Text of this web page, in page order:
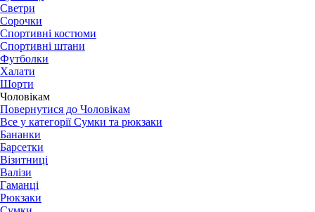
Светри
Сорочки
Спортивні костюми
Спортивні штани
Футболки
Халати
Шорти
Чоловікам
Повернутися до Чоловікам
Все у категорії Сумки та рюкзаки
Бананки
Барсетки
Візитниці
Валізи
Гаманці
Рюкзаки